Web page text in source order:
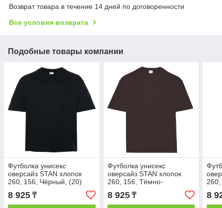
Возврат товара в течение 14 дней по договоренности
Все условия возврата
Подобные товары компании
Футболка унисекс
оверсайз STAN хлопок
260, 156, Чёрный, (20)
(54/XXL)
8 925 ₸
Футболка унисекс
оверсайз STAN хлопок
260, 156, Тёмно-
Шоколадный, (107)
(54/XXL)
8 925₸ 8